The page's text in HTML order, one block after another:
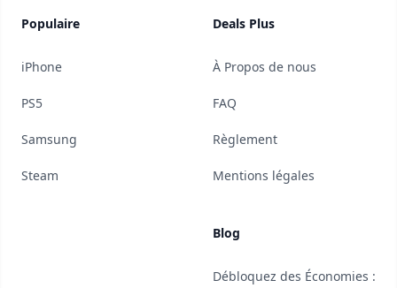
Populaire
iPhone
PS5
Samsung
Steam
Deals Plus
À Propos de nous
FAQ
Règlement
Mentions légales
Blog
Débloquez des Économies :